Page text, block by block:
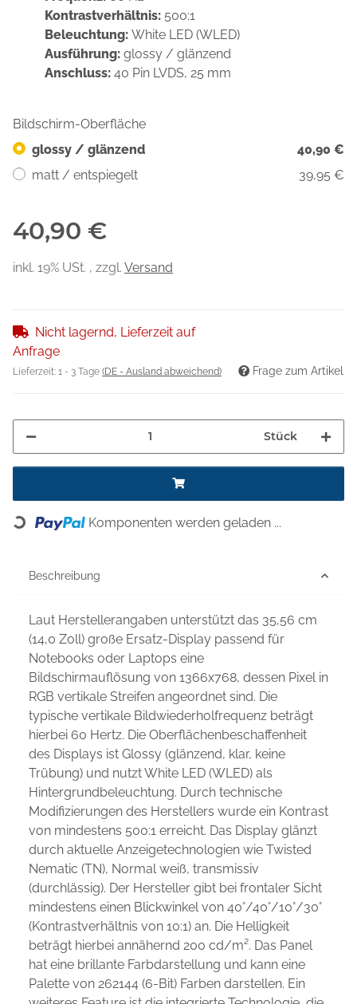
Kontrastverhältnis: 500:1
Beleuchtung: White LED (WLED)
Ausführung: glossy / glänzend
Anschluss: 40 Pin LVDS, 25 mm
Bildschirm-Oberfläche
glossy / glänzend
40,90 €
matt / entspiegelt
39,95 €
40,90 €
inkl. 19% USt. , zzgl. Versand
Nicht lagernd, Lieferzeit auf
Anfrage
Lieferzeit: 1 - 3 Tage (DE - Ausland abweichend) Frage zum Artikel
Stück
Loading... Komponenten werden geladen ...
Beschreibung
Laut Herstellerangaben unterstützt das 35,56 cm
(14,0 Zoll) große Ersatz-Display passend für
Notebooks oder Laptops eine
Bildschirmauflösung von 1366x768, dessen Pixel in
RGB vertikale Streifen angeordnet sind. Die
typische vertikale Bildwiederholfrequenz beträgt
hierbei 60 Hertz. Die Oberflächenbeschaffenheit
des Displays ist Glossy (glänzend, klar, keine
Trübung) und nutzt White LED (WLED) als
Hintergrundbeleuchtung. Durch technische
Modifizierungen des Herstellers wurde ein Kontrast
von mindestens 500:1 erreicht. Das Display glänzt
durch aktuelle Anzeigetechnologien wie Twisted
Nematic (TN), Normal weiß, transmissiv
(durchlässig). Der Hersteller gibt bei frontaler Sicht
mindestens einen Blickwinkel von 40°/40°/10°/30°
(Kontrastverhältnis von 10:1) an. Die Helligkeit
beträgt hierbei annähernd 200 cd/m². Das Panel
hat eine brillante Farbdarstellung und kann eine
Palette von 262144 (6-Bit) Farben darstellen. Ein